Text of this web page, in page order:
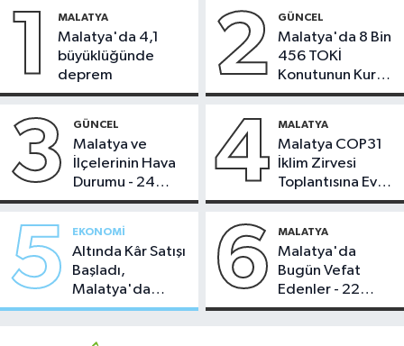
1 MALATYA
Malatya'da 4,1
büyüklüğünde
deprem
2 GÜNCEL
Malatya'da 8 Bin
456 TOKİ
Konutunun Kurası
Bugün Çekiliyor
3 GÜNCEL
Malatya ve
İlçelerinin Hava
Durumu - 24
Temmuz 2026
4 MALATYA
Malatya COP31
İklim Zirvesi
Toplantısına Ev
Sahipliği Yaptı
5 EKONOMI
Altında Kâr Satışı
Başladı,
Malatya'da
Makas Ne
6 MALATYA
Malatya'da
Bugün Vefat
Edenler - 22
Temmuz 2026